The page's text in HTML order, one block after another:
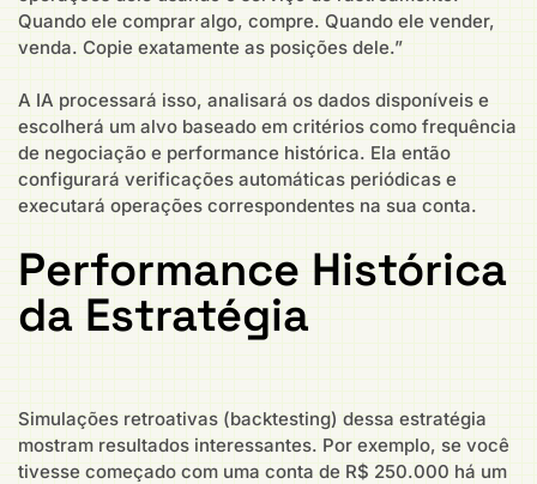
Quando ele comprar algo, compre. Quando ele vender,
venda. Copie exatamente as posições dele.”
A IA processará isso, analisará os dados disponíveis e
escolherá um alvo baseado em critérios como frequência
de negociação e performance histórica. Ela então
configurará verificações automáticas periódicas e
executará operações correspondentes na sua conta.
Performance Histórica
da Estratégia
Simulações retroativas (backtesting) dessa estratégia
mostram resultados interessantes. Por exemplo, se você
tivesse começado com uma conta de R$ 250.000 há um